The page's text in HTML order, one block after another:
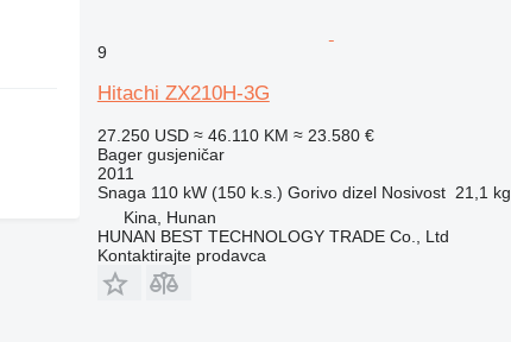
9
Hitachi ZX210H-3G
27.250 USD ≈ 46.110 KM ≈ 23.580 €
Bager gusjeničar
2011
Snaga 110 kW (150 k.s.) Gorivo dizel Nosivost 21,1 kg
Kina, Hunan
HUNAN BEST TECHNOLOGY TRADE Co., Ltd
Kontaktirajte prodavca